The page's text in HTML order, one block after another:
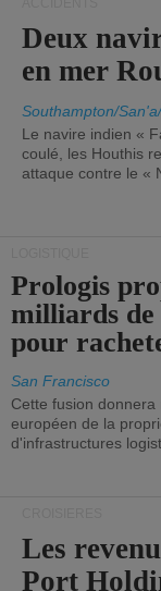
Deux
en mer
Southampton/
Le navire indien «
coulé, les Houthis
attaque contre le «
Prologis
milliards
pour
San Francisco
Cette fusion
européen de la
d'infrastructures
Les
Port